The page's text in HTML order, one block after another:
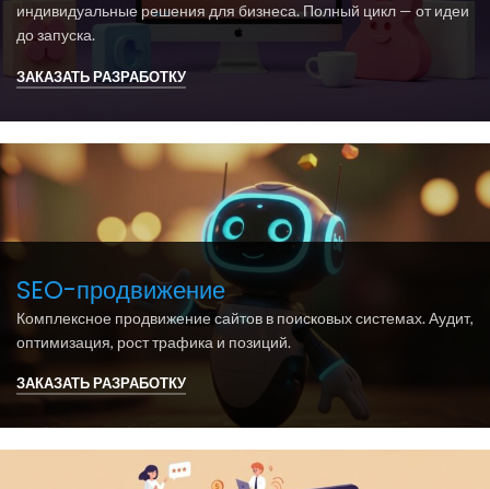
индивидуальные решения для бизнеса. Полный цикл — от идеи
до запуска.
ЗАКАЗАТЬ РАЗРАБОТКУ
SEO-продвижение
Комплексное продвижение сайтов в поисковых системах. Аудит,
оптимизация, рост трафика и позиций.
ЗАКАЗАТЬ РАЗРАБОТКУ